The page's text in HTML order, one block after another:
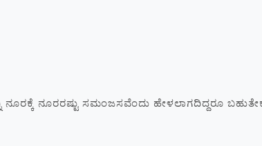
ನೂರಕ್ಕೆ ನೂರರಷ್ಟು ಸಮಂಜಸವೆಂದು ಹೇಳಲಾಗದಿದ್ದರೂ